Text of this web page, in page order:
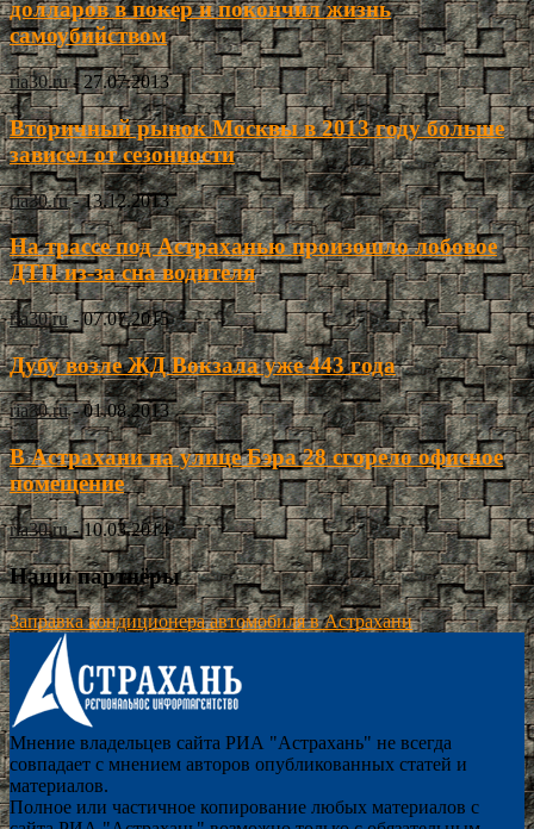
долларов в покер и покончил жизнь
самоубийством
ria30.ru - 27.07.2013
Вторичный рынок Москвы в 2013 году больше
зависел от сезонности
ria30.ru - 13.12.2013
На трассе под Астраханью произошло лобовое
ДТП из-за сна водителя
ria30.ru - 07.07.2015
Дубу возле ЖД Вокзала уже 443 года
ria30.ru - 01.08.2013
В Астрахани на улице Бэра 28 сгорело офисное
помещение
ria30.ru - 10.03.2014
Наши партнёры
Заправка кондиционера автомобиля в Астрахани
Мнение владельцев сайта РИА "Астрахань" не всегда
совпадает с мнением авторов опубликованных статей и
материалов.
Полное или частичное копирование любых материалов с